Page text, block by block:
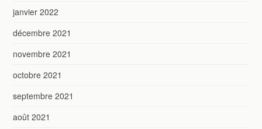
janvier 2022
décembre 2021
novembre 2021
octobre 2021
septembre 2021
août 2021